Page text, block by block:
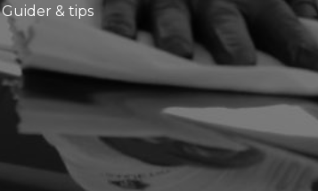
Guider & tips